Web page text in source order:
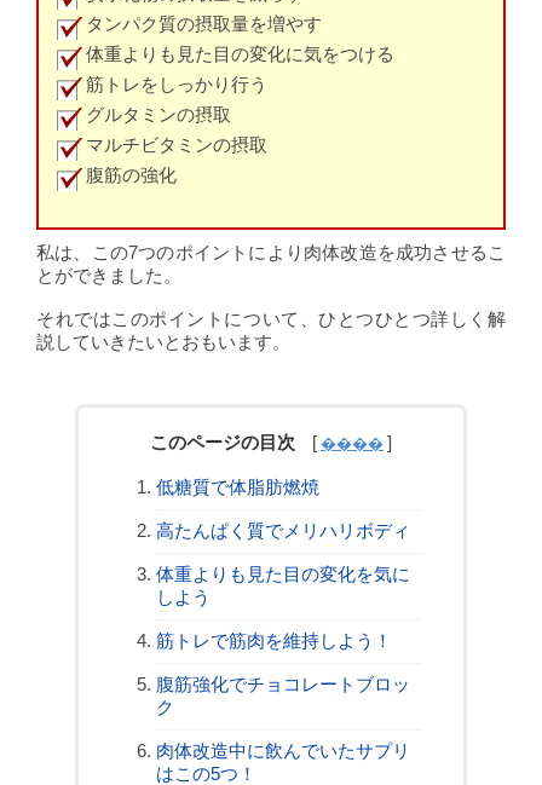
タンパク質の摂取量を増やす
体重よりも見た目の変化に気をつける
筋トレをしっかり行う
グルタミンの摂取
マルチビタミンの摂取
腹筋の強化
私は、この7つのポイントにより肉体改造を成功させるこ
とができました。
それではこのポイントについて、ひとつひとつ詳しく解
説していきたいとおもいます。
このページの目次
低糖質で体脂肪燃焼
高たんぱく質でメリハリボディ
体重よりも見た目の変化を気に
しよう
筋トレで筋肉を維持しよう！
腹筋強化でチョコレートブロッ
ク
肉体改造中に飲んでいたサプリ
はこの5つ！